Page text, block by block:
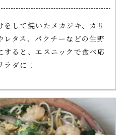
して焼いたメカジキ、カリ
レタス、パクチーなどの生野
すると、エスニックで食べ応
ダに！